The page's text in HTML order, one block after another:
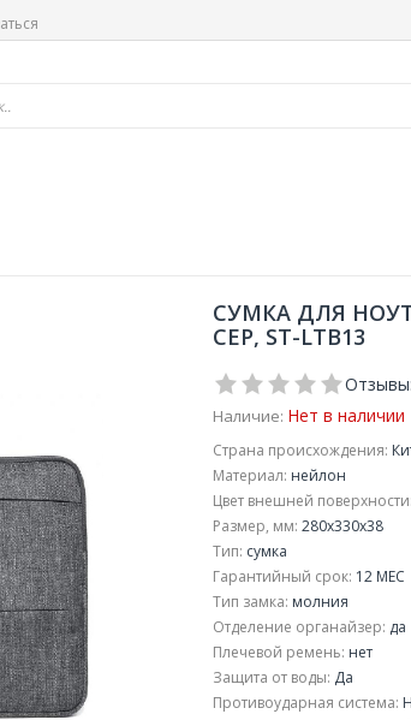
СУМКА ДЛЯ
СЕР, ST-LTB13
Наличие: Нет в наличии
Страна происхождения:
Материал: нейлон
Цвет внешней поверхности:
Размер, мм: 280x330x38
Тип: сумка
Гарантийный срок: 12 МЕС
Тип замка: молния
Отделение органайзер: да
Плечевой ремень: нет
Защита от воды: Да
Противоударная система: